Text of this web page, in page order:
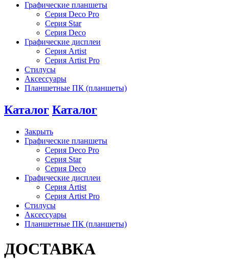
Графические планшеты
Серия Deco Pro
Серия Star
Серия Deco
Графические дисплеи
Серия Artist
Серия Artist Pro
Стилусы
Аксессуары
Планшетные ПК (планшеты)
Каталог Каталог
Закрыть
Графические планшеты
Серия Deco Pro
Серия Star
Серия Deco
Графические дисплеи
Серия Artist
Серия Artist Pro
Стилусы
Аксессуары
Планшетные ПК (планшеты)
ДОСТАВКА